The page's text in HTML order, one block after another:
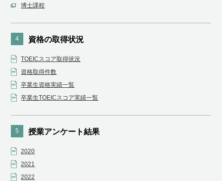
博士課程
4 資格の取得状況
TOEICスコア取得状況
資格取得件数
卒業生資格実績一覧
卒業生TOEICスコア実績一覧
5 授業アンケート結果
2020
2021
2022